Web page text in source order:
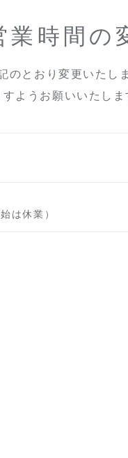
時間の
とおり変更いたし
ようお願いいたしま
休業）